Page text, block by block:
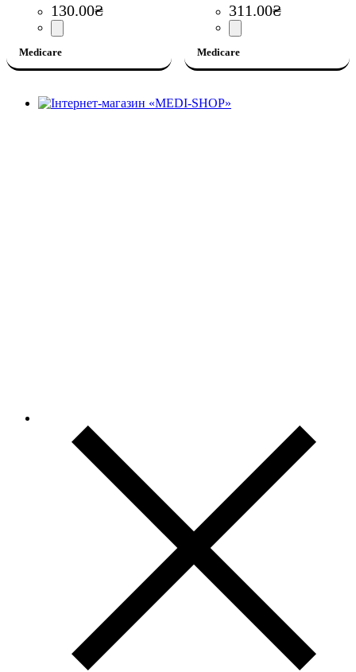
130.00₴
Medicare
311.00₴
Medicare